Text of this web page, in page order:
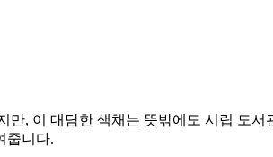
, 이 대담한 색채는 뜻밖에도 시립 도
줍니다.